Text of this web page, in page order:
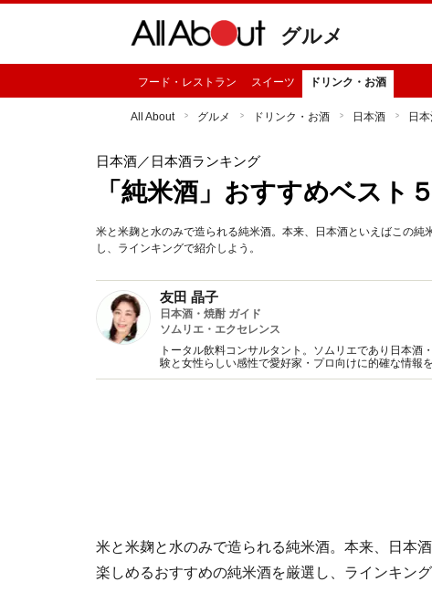
グルメ
フード・レストラン スイーツ ドリンク・お酒
All About グルメ ドリンク・お酒 日本酒 日
日本酒／日本酒ランキング
「純米酒」おすすめベスト５
米と米麹と水のみで造られる純米酒。本来、日本酒といえばこの
し、ラインキングで紹介しよう。
友田 晶子
日本酒・焼酎 ガイド
ソムリエ・エクセレンス
トータル飲料コンサルタント。ソムリエであり日本
験と女性らしい感性で愛好家・プロ向けに的確な情報
書多数。（一社）日本のSAKEとWINEを愛する女性の
米と米麹と水のみで造られる純米酒。本来、日本
楽しめるおすすめの純米酒を厳選し、ラインキング